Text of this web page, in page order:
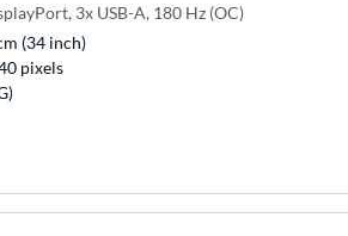
3x USB-A, 180 Hz (OC)
(34 inch)
pixels